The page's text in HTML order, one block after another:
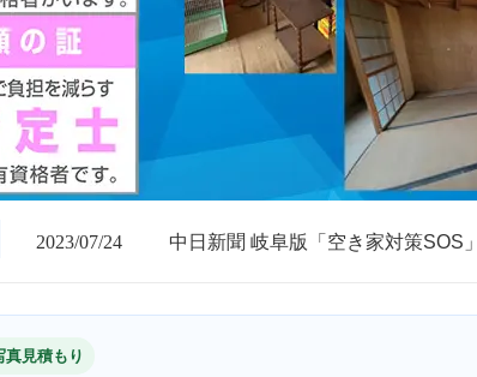
2023/01/12
買取・片付けのアイワクリーン
2023/07/24
中日新聞 岐阜版「空き家対策
2023/01/12
買取・片付けのアイワクリーン
真見積もり